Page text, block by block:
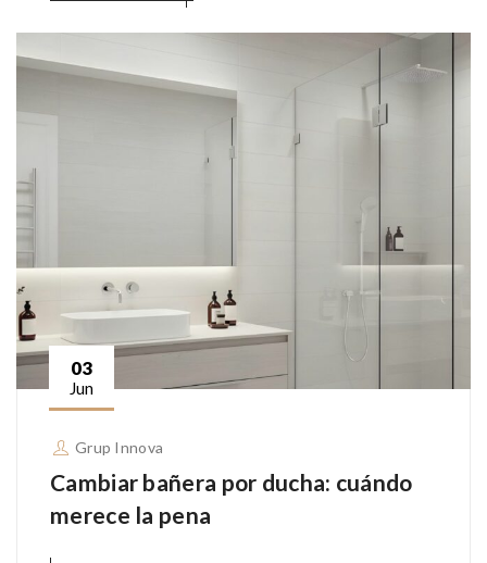
03
Jun
Grup Innova
Cambiar bañera por ducha: cuándo
merece la pena